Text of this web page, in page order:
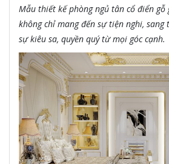
Mẫu thiết kế phòng ngủ tân cổ điển gỗ
không chỉ mang đến sự tiện nghi,
sự kiêu sa, quyền quý từ mọi góc cạnh.